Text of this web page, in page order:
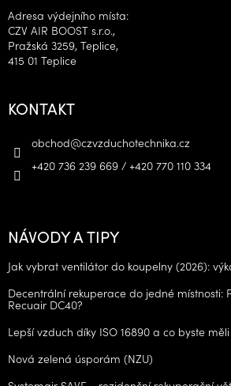
Adresa výdejního místa:
CZV AIR BOOST s.r.o.,
Pražská 3259, Teplice,
415 01 Teplice
KONTAKT
obchod@czvzduchotechnika.cz
+420 736 239 669 / +420 770 110 334
NÁVODY A TIPY
Jak vybrat ventilátor do koupelny (2026):
Decentrální rekuperace do jedné místnosti:
Recuair DC40?
Lepší vzduch díky ISO 16890 a co byste
Nová zelená úsporám (NZU)